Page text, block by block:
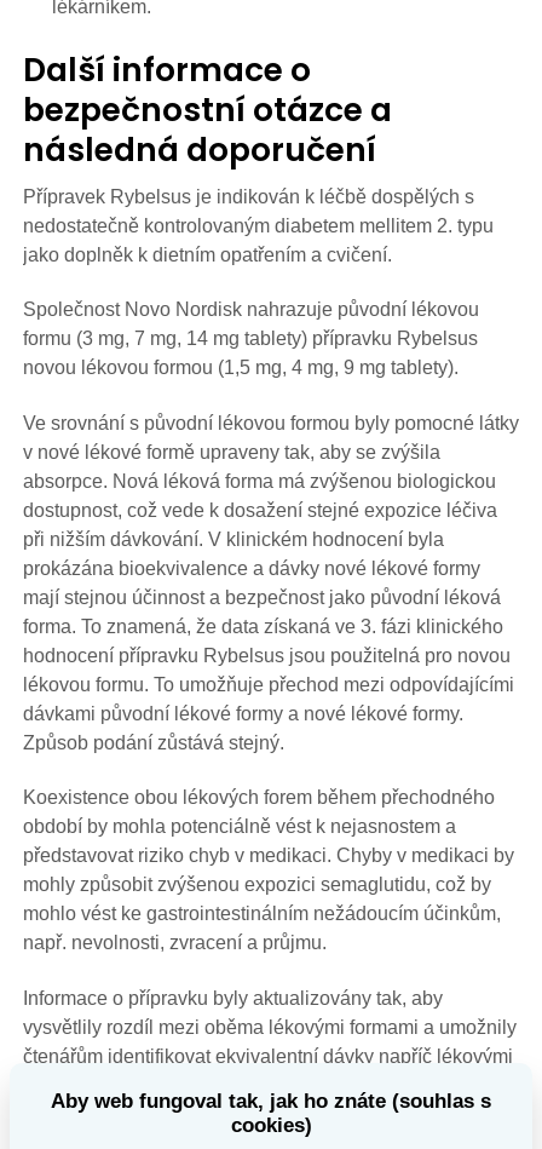
lékárníkem.
Další informace o
bezpečnostní otázce a
následná doporučení
Přípravek Rybelsus je indikován k léčbě dospělých s
nedostatečně kontrolovaným diabetem mellitem 2. typu
jako doplněk k dietním opatřením a cvičení.
Společnost Novo Nordisk nahrazuje původní lékovou
formu (3 mg, 7 mg, 14 mg tablety) přípravku Rybelsus
novou lékovou formou (1,5 mg, 4 mg, 9 mg tablety).
Ve srovnání s původní lékovou formou byly pomocné látky
v nové lékové formě upraveny tak, aby se zvýšila
absorpce. Nová léková forma má zvýšenou biologickou
dostupnost, což vede k dosažení stejné expozice léčiva
při nižším dávkování. V klinickém hodnocení byla
prokázána bioekvivalence a dávky nové lékové formy
mají stejnou účinnost a bezpečnost jako původní léková
forma. To znamená, že data získaná ve 3. fázi klinického
hodnocení přípravku Rybelsus jsou použitelná pro novou
lékovou formu. To umožňuje přechod mezi odpovídajícími
dávkami původní lékové formy a nové lékové formy.
Způsob podání zůstává stejný.
Koexistence obou lékových forem během přechodného
období by mohla potenciálně vést k nejasnostem a
představovat riziko chyb v medikaci. Chyby v medikaci by
mohly způsobit zvýšenou expozici semaglutidu, což by
mohlo vést ke gastrointestinálním nežádoucím účinkům,
např. nevolnosti, zvracení a průjmu.
Informace o přípravku byly aktualizovány tak, aby
vysvětlily rozdíl mezi oběma lékovými formami a umožnily
čtenářům identifikovat ekvivalentní dávky napříč lékovými
Balení a tvar tablet pro novou lékovou formu se od
Aby web fungoval tak, jak ho znáte (souhlas s
cookies)